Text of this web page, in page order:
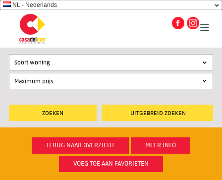
NL - Nederlands
UITGEBREID ZOEKEN
Soort woning
TERUG NAAR OVERZICHT MEER INFO
VOEG TOE AAN FAVORIETEN